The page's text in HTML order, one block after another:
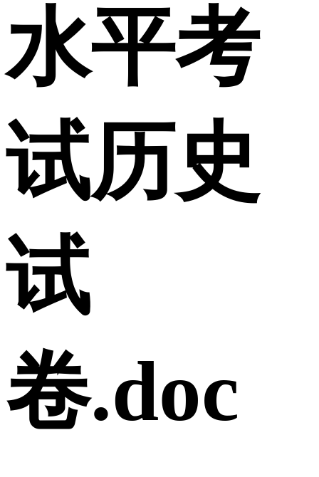
水平考
试历史
试
卷.doc